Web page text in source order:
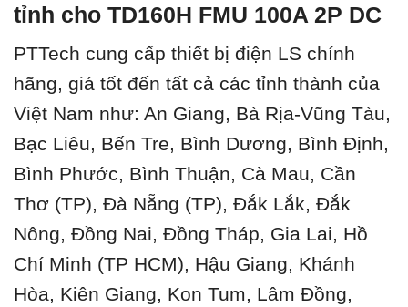
tỉnh cho TD160H FMU 100A 2P DC
PTTech cung cấp thiết bị điện LS chính
hãng, giá tốt đến tất cả các tỉnh thành của
Việt Nam như: An Giang, Bà Rịa-Vũng Tàu,
Bạc Liêu, Bến Tre, Bình Dương, Bình Định,
Bình Phước, Bình Thuận, Cà Mau, Cần
Thơ (TP), Đà Nẵng (TP), Đắk Lắk, Đắk
Nông, Đồng Nai, Đồng Tháp, Gia Lai, Hồ
Chí Minh (TP HCM), Hậu Giang, Khánh
Hòa, Kiên Giang, Kon Tum, Lâm Đồng,